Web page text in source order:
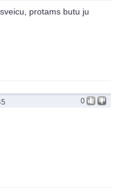
protams butu ju
0